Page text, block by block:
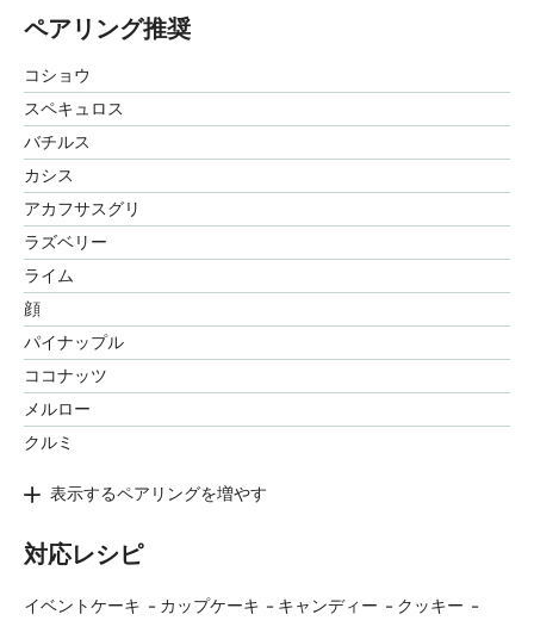
ペアリング推奨
コショウ
スペキュロス
バチルス
カシス
アカフサスグリ
ラズベリー
ライム
顔
パイナップル
ココナッツ
メルロー
クルミ
表示するペアリングを増やす
対応レシピ
イベントケーキ カップケーキ キャンディー
クッキー